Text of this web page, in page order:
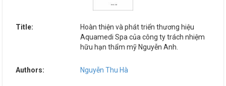
Title:
Hoàn thiện và phát triển thương hiệu
Aquamedi Spa của công ty trách nhiệm
hữu hạn thẩm mỹ Nguyễn Anh.
Authors: Nguyễn Thu Hà